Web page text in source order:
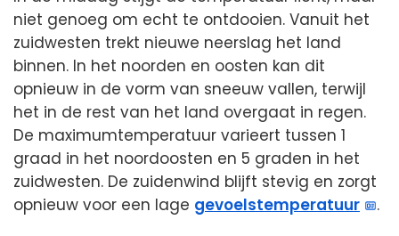
niet genoeg om echt te ontdooien. Vanuit het
zuidwesten trekt nieuwe neerslag het land
binnen. In het noorden en oosten kan dit
opnieuw in de vorm van sneeuw vallen, terwijl
het in de rest van het land overgaat in regen.
De maximumtemperatuur varieert tussen 1
graad in het noordoosten en 5 graden in het
zuidwesten. De zuidenwind blijft stevig en zorgt
opnieuw voor een lage gevoelstemperatuur .